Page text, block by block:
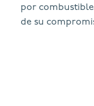
por
de su